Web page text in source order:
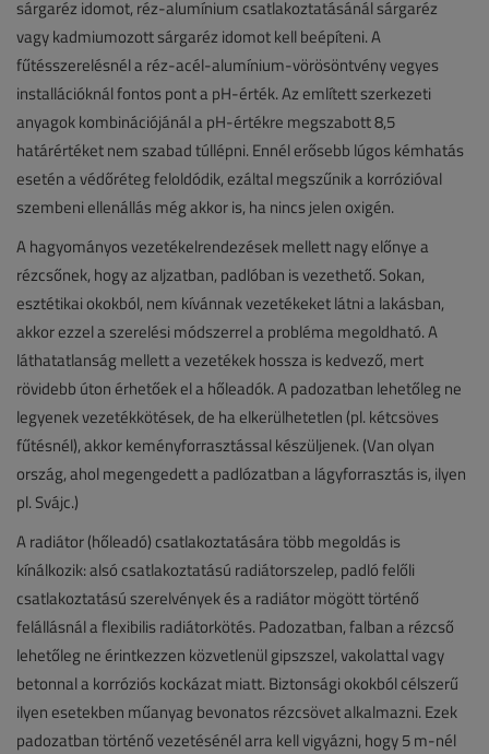
sárgaréz idomot, réz-alumínium csatlakoztatásánál sárgaréz
vagy kadmiumozott sárgaréz idomot kell beépíteni. A
fűtésszerelésnél a réz-acél-alumínium-vörösöntvény vegyes
installációknál fontos pont a pH-érték. Az említett szerkezeti
anyagok kombinációjánál a pH-értékre megszabott 8,5
határértéket nem szabad túllépni. Ennél erősebb lúgos kémhatás
esetén a védőréteg feloldódik, ezáltal megszűnik a korrózióval
szembeni ellenállás még akkor is, ha nincs jelen oxigén.
A hagyományos vezetékelrendezések mellett nagy előnye a
rézcsőnek, hogy az aljzatban, padlóban is vezethető. Sokan,
esztétikai okokból, nem kívánnak vezetékeket látni a lakásban,
akkor ezzel a szerelési módszerrel a probléma megoldható. A
láthatatlanság mellett a vezetékek hossza is kedvező, mert
rövidebb úton érhetőek el a hőleadók. A padozatban lehetőleg ne
legyenek vezetékkötések, de ha elkerülhetetlen (pl. kétcsöves
fűtésnél), akkor keményforrasztással készüljenek. (Van olyan
ország, ahol megengedett a padlózatban a lágyforrasztás is, ilyen
pl. Svájc.)
A radiátor (hőleadó) csatlakoztatására több megoldás is
kínálkozik: alsó csatlakoztatású radiátorszelep, padló felőli
csatlakoztatású szerelvények és a radiátor mögött történő
felállásnál a flexibilis radiátorkötés. Padozatban, falban a rézcső
lehetőleg ne érintkezzen közvetlenül gipszszel, vakolattal vagy
betonnal a korróziós kockázat miatt. Biztonsági okokból célszerű
ilyen esetekben műanyag bevonatos rézcsövet alkalmazni. Ezek
padozatban történő vezetésénél arra kell vigyázni, hogy 5 m-nél